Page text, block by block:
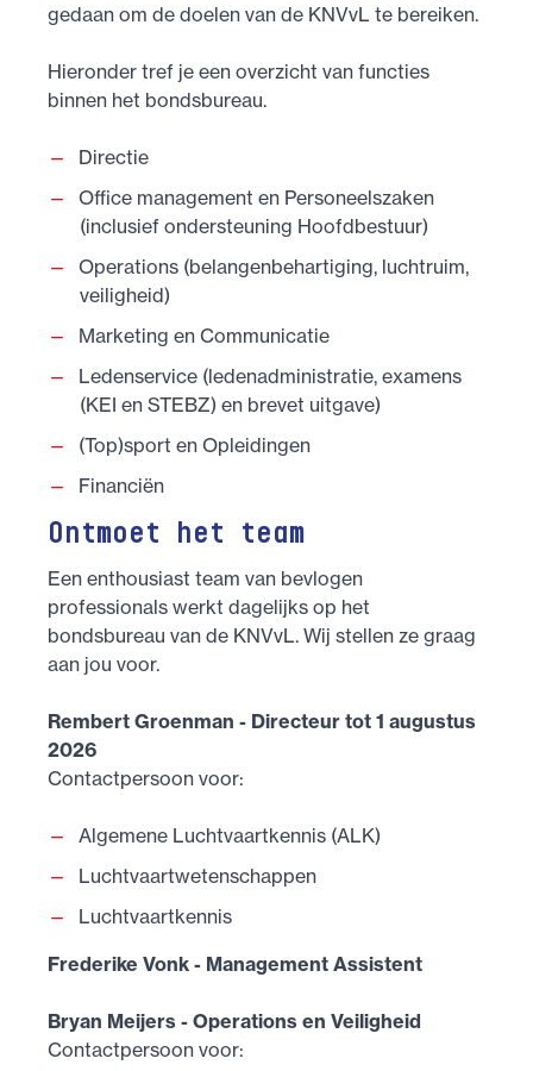
gedaan om de doelen van de KNVvL te bereiken.
Hieronder tref je een overzicht van functies
binnen het bondsbureau.
Directie
Office management en Personeelszaken
(inclusief ondersteuning Hoofdbestuur)
Operations (belangenbehartiging, luchtruim,
veiligheid)
Marketing en Communicatie
Ledenservice (ledenadministratie, examens
(KEI en STEBZ) en brevet uitgave)
(Top)sport en Opleidingen
Financiën
Ontmoet het team
Een enthousiast team van bevlogen
professionals werkt dagelijks op het
bondsbureau van de KNVvL. Wij stellen ze graag
aan jou voor.
Rembert Groenman - Directeur tot 1 augustus
2026
Contactpersoon voor:
Algemene Luchtvaartkennis (ALK)
Luchtvaartwetenschappen
Luchtvaartkennis
Frederike Vonk - Management Assistent
Bryan Meijers - Operations en Veiligheid
Contactpersoon voor: